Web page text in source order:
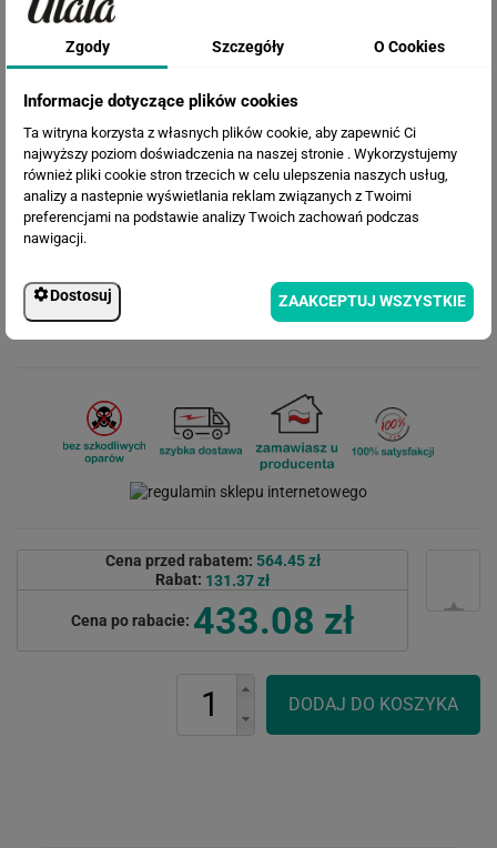
Efekty
Cena przed rabatem: 564.45 zł
Rabat: 131.37 zł
Cena po rabacie: 433.08 zł
Zgody Szczegóły O Cookies
Informacje dotyczące plików cookies
Ta witryna korzysta z własnych plików cookie, aby zapewnić Ci
najwyższy poziom doświadczenia na naszej stronie . Wykorzystujemy
również pliki cookie stron trzecich w celu ulepszenia naszych usług,
analizy a nastepnie wyświetlania reklam związanych z Twoimi
preferencjami na podstawie analizy Twoich zachowań podczas
nawigacji.
Dostosuj ZAAKCEPTUJ WSZYSTKIE